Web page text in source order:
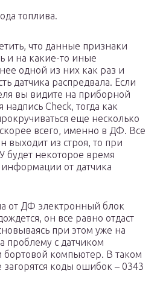
топлива.
что данные признаки
и на какие-то иные
одной из них как раз и
датчика распредвала. Если
вы видите на приборной
Check, тогда как
еще несколько
всего, именно в ДФ. Все
выходит из строя, то при
будет некоторое время
от датчика
от ДФ электронный блок
он все равно отдаст
при этом уже на
проблему с датчиком
бортовой компьютер. В таком
загорятся коды ошибок – 0343